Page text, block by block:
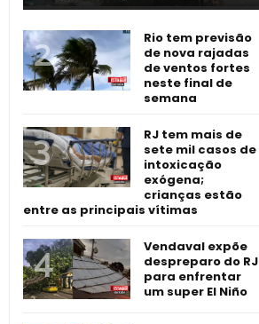
Rio tem previsão
de nova rajadas
de ventos fortes
neste final de
semana
RJ tem mais de
sete mil casos de
intoxicação
exógena;
crianças estão
entre as principais vítimas
Vendaval expõe
despreparo do RJ
para enfrentar
um super El Niño